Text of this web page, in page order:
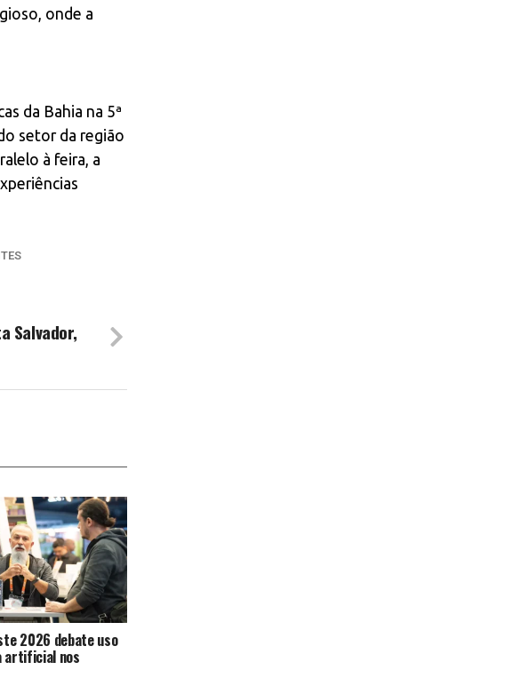
onde a
da Bahia na 5ª
setor da região
à feira, a
Salvador,
2026 debate uso
artificial nos